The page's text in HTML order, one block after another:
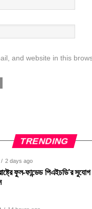
and website in this
TRENDING
2 days ago
ফুল-ফান্ডেড পিএইচডি’র সুযোগ